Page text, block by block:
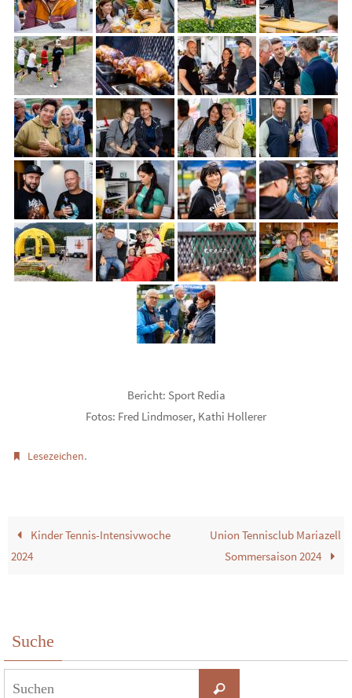
Bericht: Sport Redia
Fotos: Fred Lindmoser, Kathi Hollerer
Lesezeichen.
Kinder Tennis-Intensivwoche
2024
Union Tennisclub Mariazell
Sommersaison 2024
Suche
Suchen